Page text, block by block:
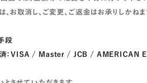
お取消し、ご変更、ご返金はお承りしかね
段
済：VISA / Master / JCB / AMERICAN